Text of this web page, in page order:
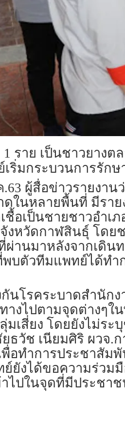
ราย เป็นชาวยางต
ริ่มกระบวนการรัก
.63 ผู้สื่อข่าวรายงา
ดในหลายพื้นที่ มีร
อเป็นชายชาวอำเ
งหวัดกาฬสินธุ์ โดย
ผ่านมาหลังจากเดิ
บตัวทีมแพทย์ได้ทำ
นโรคระบาดสำนัก
างไปตามจุดต่างๆ
เสี่ยง โดยยังไม่ระ
ธวัช เนียมศิริ ผวจ.
อทำการประชาสัม
ยังได้ขอความร่วม
าไปในจุดที่มีประชา